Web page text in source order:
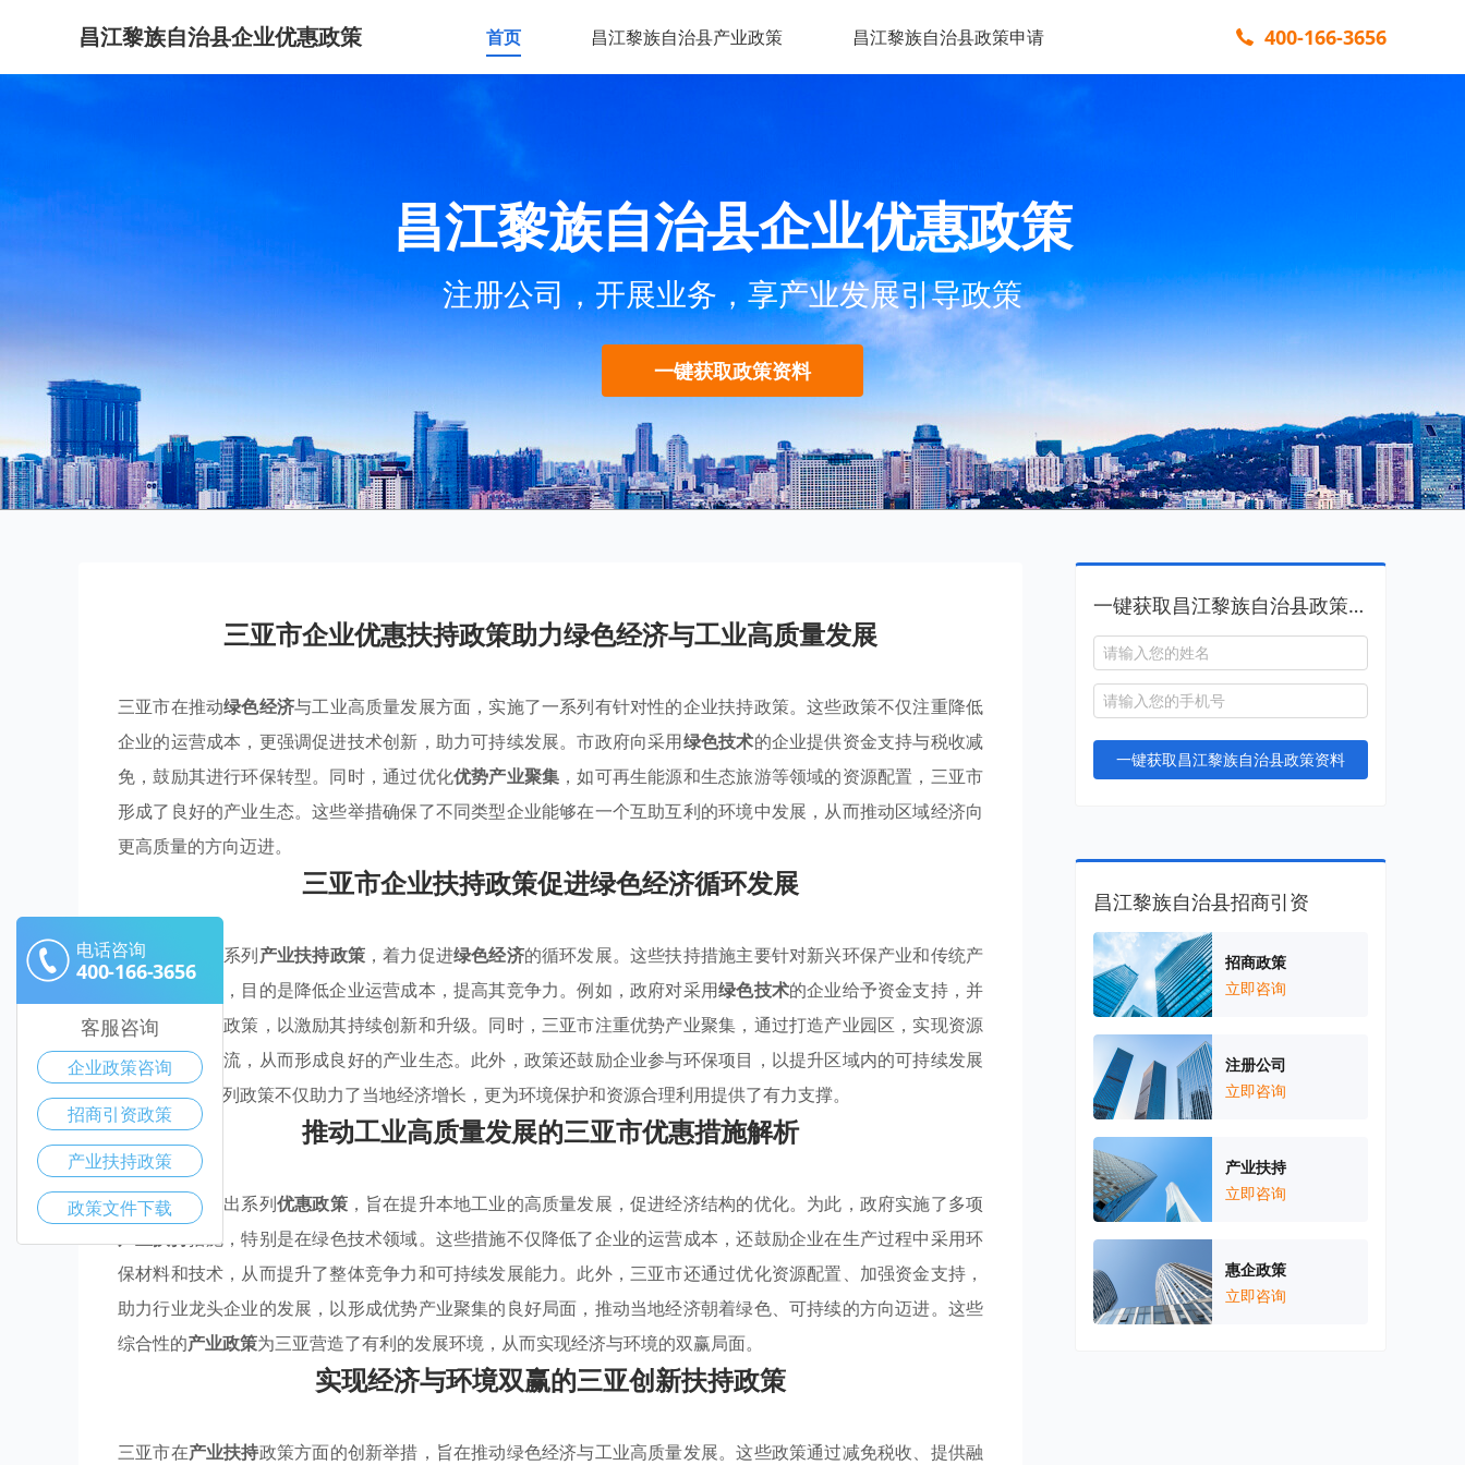
昌江黎族自治县企业优惠政策 首页 昌江黎族自治县产业政策 昌江黎族自治县政策申请 400-166-3656
昌江黎族自治县企业优惠政策
注册公司，开展业务，享产业发展引导政策
一键获取政策资料
三亚市企业优惠扶持政策助力绿色经济与工业高质量发展
三亚市在推动绿色经济与工业高质量发展方面，实施了一系列有针对性的企业扶持政策。这些政策不仅注重降低
企业的运营成本，更强调促进技术创新，助力可持续发展。市政府向采用绿色技术的企业提供资金支持与税收减
免，鼓励其进行环保转型。同时，通过优化优势产业聚集 ，如可再生能源和生态旅游等领域的资源配置，三亚市
形成了良好的产业生态。这些举措确保了不同类型企业能够在一个互助互利的环境中发展，从而推动区域经济向
更高质量的方向迈进。
三亚市企业扶持政策促进绿色经济循环发展
三亚市通过一系列产业扶持政策，着力促进绿色经济的循环发展。这些扶持措施主要针对新兴环保产业和传统产
业的绿色转型，目的是降低企业运营成本，提高其竞争力。例如，政府对采用绿色技术的企业给予资金支持，并
实施税收减免政策，以激励其持续创新和升级。同时，三亚市注重优势产业聚集，通过打造产业园区，实现资源
共享和信息交流，从而形成良好的产业生态。此外，政策还鼓励企业参与环保项目，以提升区域内的可持续发展
水平。这一系列政策不仅助力了当地经济增长，更为环境保护和资源合理利用提供了有力支撑。
推动工业高质量发展的三亚市优惠措施解析
三亚市积极推出系列优惠政策，旨在提升本地工业的高质量发展，促进经济结构的优化。为此，政府实施了多项
产业扶持措施，特别是在绿色技术领域。这些措施不仅降低了企业的运营成本，还鼓励企业在生产过程中采用环
保材料和技术，从而提升了整体竞争力和可持续发展能力。此外，三亚市还通过优化资源配置、加强资金支持，
助力行业龙头企业的发展，以形成优势产业聚集的良好局面，推动当地经济朝着绿色、可持续的方向迈进。这些
综合性的产业政策为三亚营造了有利的发展环境，从而实现经济与环境的双赢局面。
实现经济与环境双赢的三亚创新扶持政策
三亚市在产业扶持政策方面的创新举措，旨在推动绿色经济与工业高质量发展。这些政策通过减免税收、提供融
一键获取昌江黎族自治县政策资料
一键获取昌江黎族自治县政策资料
昌江黎族自治县招商引资
招商政策
立即咨询
注册公司
立即咨询
产业扶持
立即咨询
惠企政策
立即咨询
电话咨询
400-166-3656
客服咨询
企业政策咨询
招商引资政策
产业扶持政策
政策文件下载